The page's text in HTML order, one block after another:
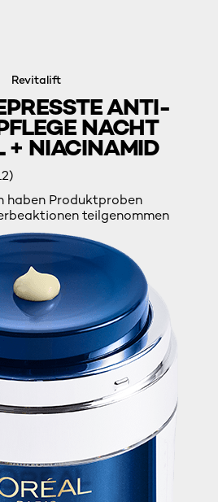
Revitalift
ANTI-
NACHT
+ NIACINAMID
haben Produktproben
teilgenommen